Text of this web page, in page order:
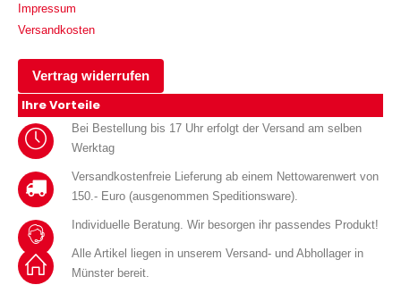
Impressum
Versandkosten
Vertrag widerrufen
Ihre Vorteile
Bei Bestellung bis 17 Uhr erfolgt der Versand am selben
Werktag
Versandkostenfreie Lieferung ab einem Nettowarenwert von
150.- Euro (ausgenommen Speditionsware).
Individuelle Beratung. Wir besorgen ihr passendes Produkt!
Alle Artikel liegen in unserem Versand- und Abhollager in
Münster bereit.